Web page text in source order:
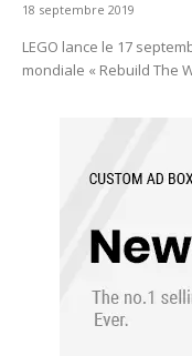
18 septembre 2019
LEGO lance le 17
mondiale « Rebuild The